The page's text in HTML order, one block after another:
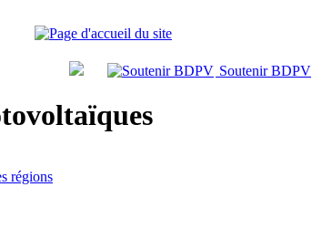
Soutenir BDPV
régions